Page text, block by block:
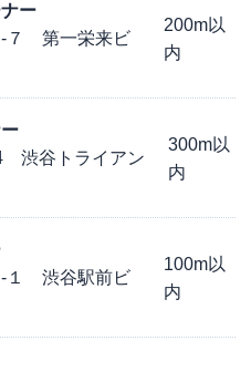
ー
-７ 第一栄来ビ
200m以
内
渋谷トライアン
300m以
内
-１ 渋谷駅前ビ
100m以
内